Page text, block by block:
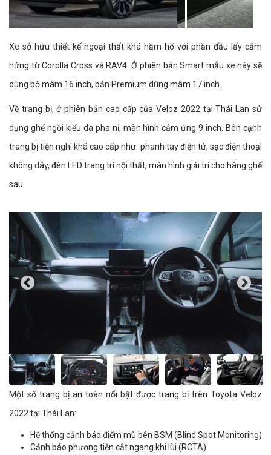
Xe sở hữu thiết kế ngoại thất khá hầm hố với phần đầu lấy cảm
hứng từ Corolla Cross và RAV4. Ở phiên bản Smart mẫu xe này sẽ
dùng bộ mâm 16 inch, bản Premium dùng mâm 17 inch.
Về trang bị, ở phiên bản cao cấp của Veloz 2022 tại Thái Lan sử
dụng ghế ngồi kiểu da pha nỉ, màn hình cảm ứng 9 inch. Bên cạnh
trang bị tiện nghi khá cao cấp như: phanh tay điện tử, sạc điện thoại
không dây, đèn LED trang trí nội thất, màn hình giải trí cho hàng ghế
sau.
Một số trang bị an toàn nổi bật được trang bị trên Toyota Veloz
2022 tại Thái Lan:
Hệ thống cảnh báo điểm mù bên BSM (Blind Spot Monitoring)
Cảnh báo phương tiện cắt ngang khi lùi (RCTA)